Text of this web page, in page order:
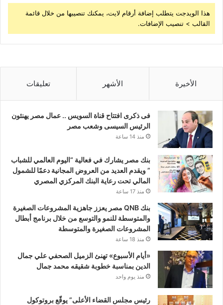
هذا الويدجت يتطلب إضافة أرقام لايت، يمكنك تنصيبها من خلال قائمة
القالب > تنصيب الإضافات.
الأخيرة الأشهر تعليقات
فى ذكرى افتتاح قناة السويس .. عمال مصر يهنئون
الرئيس السيسى وشعب مصر
منذ 14 ساعة
بنك مصر يشارك في فعالية “اليوم العالمي للشباب
” ويقدم العديد من العروض المجانية دعمًا للشمول
المالي تحت رعاية البنك المركزي المصري
منذ 17 ساعة
بنك QNB مصر يعزز جاهزية المشروعات الصغيرة
والمتوسطة للنمو والتوسع من خلال برنامج أبطال
المشروعات الصغيرة والمتوسطة
منذ 18 ساعة
«أيام الأسبوع» تهنئ الزميل الصحفي علي جمال
الدين بمناسبة خطوبة شقيقه محمد جمال
منذ يوم واحد
رئيس مجلس القضاء الأعلى” يوقّع بروتوكول